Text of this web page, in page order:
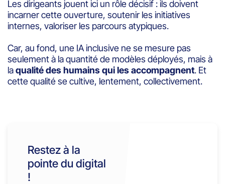
Les dirigeants jouent ici un rôle décisif : ils doivent
incarner cette ouverture, soutenir les initiatives
internes, valoriser les parcours atypiques.
Car, au fond, une IA inclusive ne se mesure pas
seulement à la quantité de modèles déployés, mais à
laqualité des humains qui les accompagnent. Et
cette qualité se cultive, lentement, collectivement.
Restez à la
pointe du digital
!